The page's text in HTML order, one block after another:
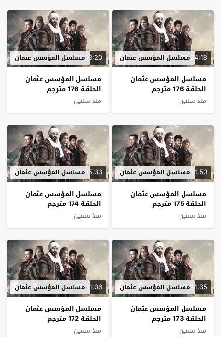
02:24:18مسلسل المؤسس عثمان
مسلسل المؤسس عثمان
الحلقة 176 مترجم
منذ سنتين
02:13:20مسلسل المؤسس عثمان
مسلسل المؤسس عثمان
الحلقة 176 مترجم
منذ سنتين
02:34:50مسلسل المؤسس عثمان
مسلسل المؤسس عثمان
الحلقة 175 مترجم
منذ سنتين
02:05:33مسلسل المؤسس عثمان
مسلسل المؤسس عثمان
الحلقة 174 مترجم
منذ سنتين
02:34:35مسلسل المؤسس عثمان
مسلسل المؤسس عثمان
الحلقة 173 مترجم
منذ سنتين
02:31:06مسلسل المؤسس عثمان
مسلسل المؤسس عثمان
الحلقة 172 مترجم
منذ سنتين